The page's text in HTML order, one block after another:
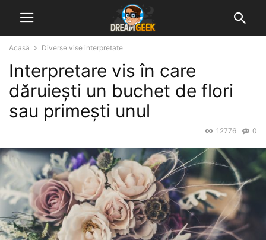
Acasă Diverse vise interpretate
Interpretare vis în care
dăruiești un buchet de flori
sau primești unul
0
12776